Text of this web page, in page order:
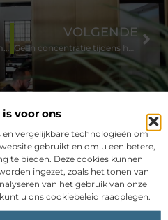
voor ons
vergelijkbare technologieën om
gebruikt en om u een betere,
te bieden. Deze cookies kunnen
ingezet, zoals het tonen van
van het gebruik van onze
u ons cookiebeleid raadplegen.
al bekeken?
Uitgeverij in eigen beheer met deze specialisten aan je zijde
VOLGENDE
Geen concentratie tijdens het thuiswerken? Gebruik deze tips!